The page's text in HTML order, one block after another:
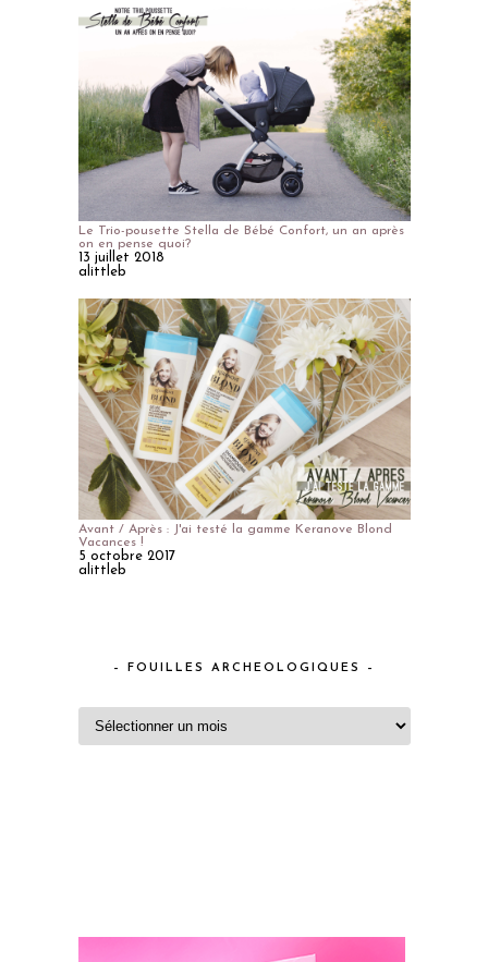
Le Trio-pousette Stella de Bébé Confort, un an après
on en pense quoi?
13 juillet 2018
alittleb
Avant / Après : J'ai testé la gamme Keranove Blond
Vacances !
5 octobre 2017
alittleb
– FOUILLES ARCHEOLOGIQUES –